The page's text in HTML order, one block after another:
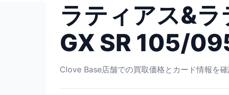
ラティアス&ラ
GX SR 105/
Clove Base店舗での買取価格とカード情報を確